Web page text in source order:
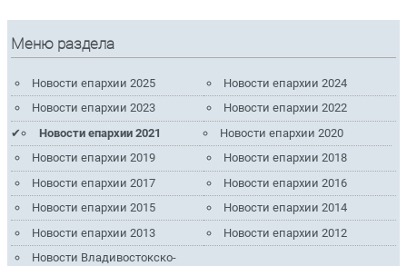
Меню раздела
Новости епархии 2025
Новости епархии 2024
Новости епархии 2023
Новости епархии 2022
Новости епархии 2021
Новости епархии 2020
Новости епархии 2019
Новости епархии 2018
Новости епархии 2017
Новости епархии 2016
Новости епархии 2015
Новости епархии 2014
Новости епархии 2013
Новости епархии 2012
Новости Владивостокско-